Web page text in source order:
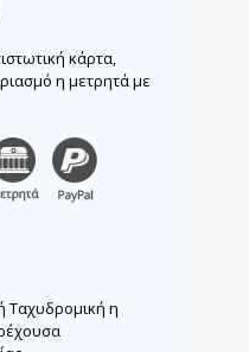
κάρτα,
η μετρητά με
Ταχυδρομική η